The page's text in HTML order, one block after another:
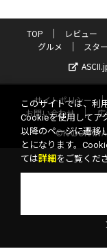
TOP レビュー
グルメ
スタ
サイトポリシー
お問い合わせ
このサイトでは、利
Cookieを使用してア
以降のページに遷移
とになります。
ては詳細 をご覧くだ